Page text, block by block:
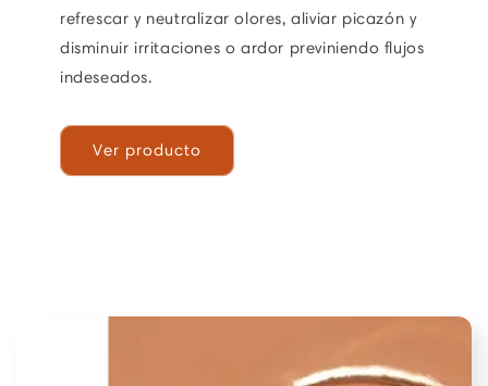
refrescar y neutralizar olores, aliviar picazón y
disminuir irritaciones o ardor previniendo flujos
indeseados.
Ver producto